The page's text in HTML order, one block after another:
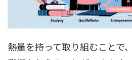
熱量を持って取り組むことで